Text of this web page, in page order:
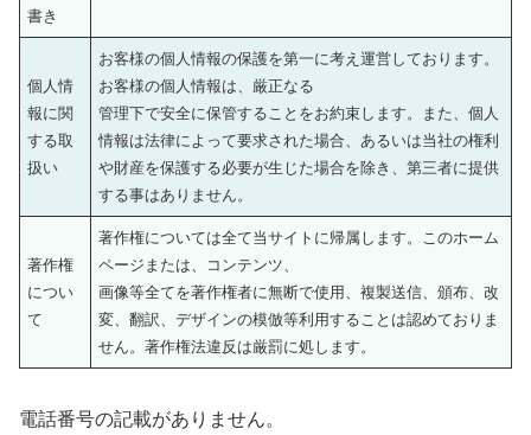
書き
個人情
報に関
する取
扱い
お客様の個人情報の保護を第一に考え運営しております。
お客様の個人情報は、厳正なる
管理下で安全に保管することをお約束します。また、個人
情報は法律によって要求された場合、あるいは当社の権利
や財産を保護する必要が生じた場合を除き、第三者に提供
する事はありません。
著作権
につい
て
著作権については全て当サイトに帰属します。このホーム
ページまたは、コンテンツ、
画像等全てを著作権者に無断で使用、複製送信、頒布、改
変、翻訳、デザインの模倣等利用することは認めておりま
せん。著作権法違反は厳罰に処します。
電話番号の記載がありません。